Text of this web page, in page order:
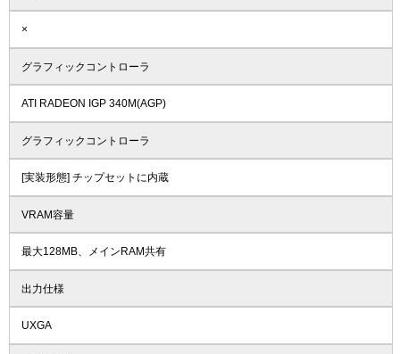
×
グラフィックコントローラ
ATI RADEON IGP 340M(AGP)
グラフィックコントローラ
[実装形態] チップセットに内蔵
VRAM容量
最大128MB、メインRAM共有
出力仕様
UXGA